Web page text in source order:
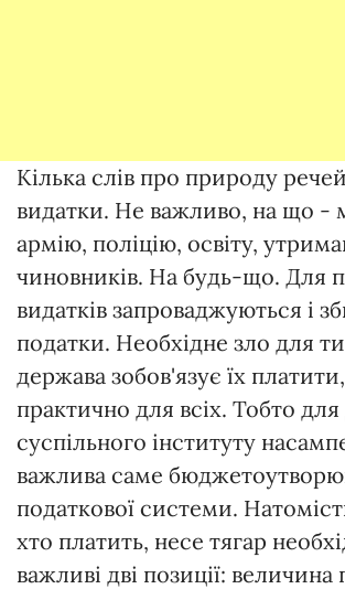
Кілька слів про природу
видатки. Не важливо, на що -
армію, поліцію, освіту,
чиновників. На будь-що. Для
видатків запроваджуються і
податки. Необхідне зло для
держава зобов'язує їх
практично для всіх. Тобто
суспільного інституту
важлива саме
податкової системи.
хто платить, несе тягар
важливі дві позиції: величина